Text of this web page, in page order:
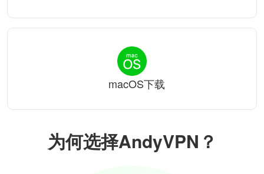
为何选择AndyVPN？
macOS下载